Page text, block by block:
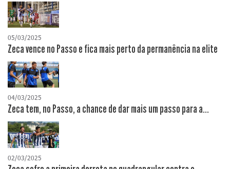
05/03/2025
Zeca vence no Passo e fica mais perto da permanência na elite
04/03/2025
Zeca tem, no Passo, a chance de dar mais um passo para a...
02/03/2025